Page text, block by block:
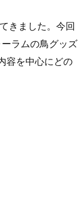
きました。今回
ラムの鳥グッズ
容を中心にどの